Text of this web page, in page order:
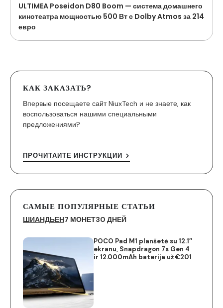
ULTIMEA Poseidon D80 Boom — система домашнего
кинотеатра мощностью 500 Вт с Dolby Atmos за 214
евро
КАК ЗАКАЗАТЬ?
Впервые посещаете сайт NiuxTech и не знаете, как
воспользоваться нашими специальными
предложениями?
ПРОЧИТАЙТЕ ИНСТРУКЦИИ
САМЫЕ ПОПУЛЯРНЫЕ СТАТЬИ
ШИАНДЬЕН7 МОНЕТ30 ДНЕЙ
POCO Pad M1 planšetė su 12.1″
ekranu, Snapdragon 7s Gen 4
ir 12.000mAh baterija už €201